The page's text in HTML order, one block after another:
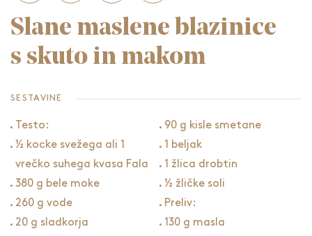
Slane maslene blazinice
s skuto in makom
SESTAVINE
Testo:
½ kocke svežega ali 1
vrečko suhega kvasa Fala
380 g bele moke
260 g vode
20 g sladkorja
90 g kisle smetane
1 beljak
1 žlica drobtin
½ žličke soli
Preliv:
130 g masla